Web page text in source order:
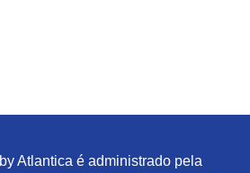
Atlantica é administrado pela